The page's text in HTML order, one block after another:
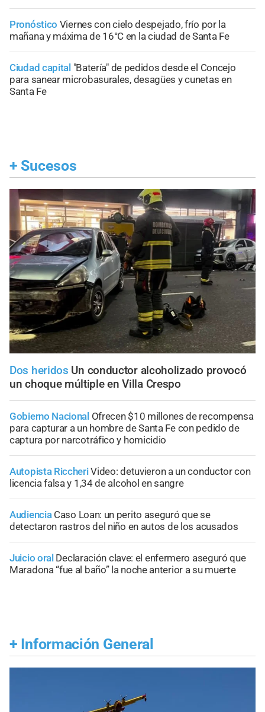
Pronóstico Viernes con cielo despejado, frío por la
mañana y máxima de 16°C en la ciudad de Santa Fe
Ciudad capital "Batería" de pedidos desde el Concejo
para sanear microbasurales, desagües y cunetas en
Santa Fe
+ Sucesos
Dos heridos Un conductor alcoholizado provocó
un choque múltiple en Villa Crespo
Gobierno Nacional Ofrecen $10 millones de recompensa
para capturar a un hombre de Santa Fe con pedido de
captura por narcotráfico y homicidio
Autopista RiccheriVideo: detuvieron a un conductor con
licencia falsa y 1,34 de alcohol en sangre
Audiencia Caso Loan: un perito aseguró que se
detectaron rastros del niño en autos de los acusados
Juicio oral Declaración clave: el enfermero aseguró que
Maradona “fue al baño” la noche anterior a su muerte
+ Información General